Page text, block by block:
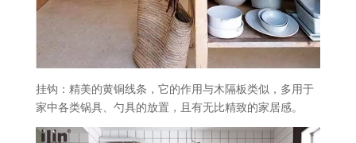
挂钩：精美的黄铜线条，它的作用与木隔板类似，多用于
家中各类锅具、勺具的放置，且有无比精致的家居感。